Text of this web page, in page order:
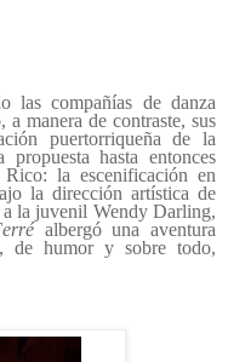
las compañías de danza
a manera de contraste, sus
puertorriqueña de la
hasta entonces
la escenificación en
la dirección artística de
la juvenil Wendy Darling,
albergó una aventura
de humor y sobre todo,